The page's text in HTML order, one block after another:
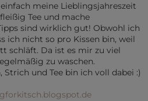
meine Lieblingsjahreszeit
Tee und mache
sind wirklich gut! Obwohl ich
ich nicht so pro Kissen bin, weil
schläft. Da ist es mir zu viel
zu waschen.
und Tee bin ich voll dabei :)